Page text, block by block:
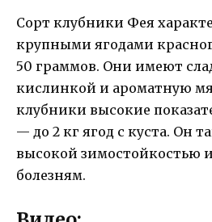
Сорт клубники Фея
крупными ягодами
50 граммов. Они имеют
кислинкой и ароматную
клубники высокие
— до 2 кг ягод с куста. Он
высокой зимостойкостью
болезням.